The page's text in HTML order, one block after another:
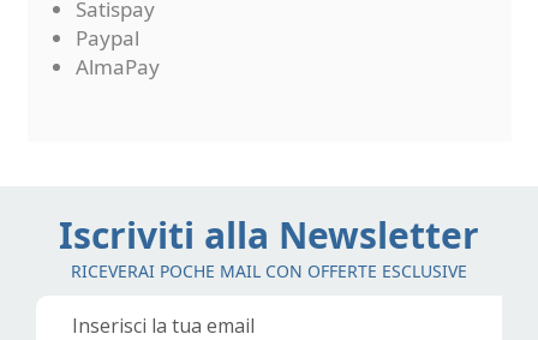
Satispay
Paypal
AlmaPay
Iscriviti alla Newsletter
RICEVERAI POCHE MAIL CON OFFERTE ESCLUSIVE
Iscriviti